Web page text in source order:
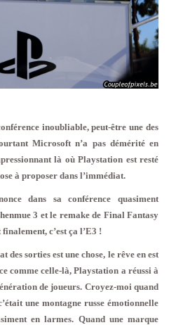
inoubliable, peut-être une des
Microsoft n’a pas démérité en
là où Playstation est resté
à proposer dans l’immédiat.
dans sa conférence quasiment
3 et le remake de Final Fantasy
c’est ça l’E3 !
des sorties est une chose, le rêve en est
comme celle-là, Playstation a réussi à
de joueurs. Croyez-moi quand
une montagne russe émotionnelle
en larmes. Quand une marque